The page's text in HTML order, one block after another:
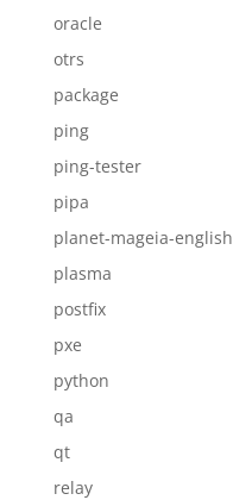
oracle
otrs
package
ping
ping-tester
pipa
planet-mageia-english
plasma
postfix
pxe
python
qa
qt
relay